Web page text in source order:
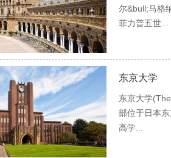
尔&bull;马格
菲力普五世...
东京大学
东京大学
部位于日本
高学...